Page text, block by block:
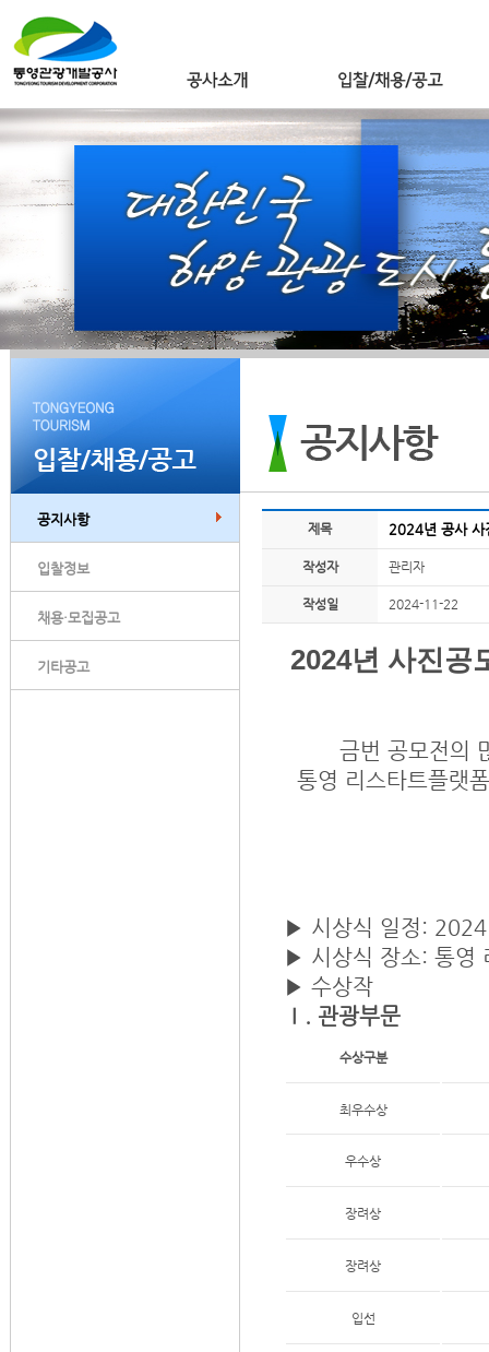
공지사항
입찰정보
채용·모집공고
기타공고
제목 2024년 공사 사
작성자 관리자
작성일 2024-11-22
2024년 사진공
금번 공모전의
통영 리스타트플랫
▶ 시상식 일정:
▶ 시상식 장소: 통영
▶ 수상작
Ⅰ. 관광부문
수상구분
최우수상
우수상
장려상
장려상
입선